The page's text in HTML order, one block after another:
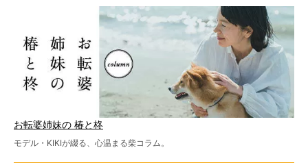
お転婆姉妹の 椿と柊
モデル・KIKIが綴る、心温まる柴コラム。